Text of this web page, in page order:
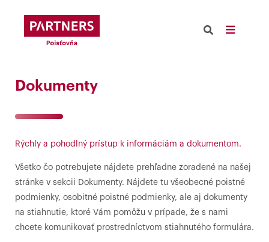
Dokumenty
Rýchly a pohodlný prístup k informáciám a dokumentom.
Všetko čo potrebujete nájdete prehľadne zoradené na našej
stránke v sekcii Dokumenty. Nájdete tu všeobecné poistné
podmienky, osobitné poistné podmienky, ale aj dokumenty
na stiahnutie, ktoré Vám pomôžu v prípade, že s nami
chcete komunikovať prostredníctvom stiahnutého formulára.